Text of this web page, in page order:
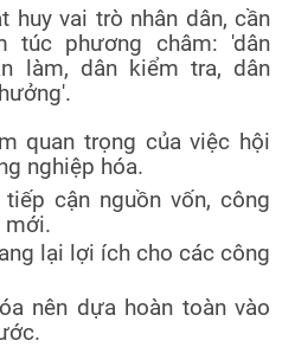
huy vai trò nhân dân, cần
túc phương châm: 'dân
làm, dân kiểm tra, dân
quan trọng của việc hội
nghiệp hóa.
cận nguồn vốn, công
mới.
lại lợi ích cho các công
nên dựa hoàn toàn vào